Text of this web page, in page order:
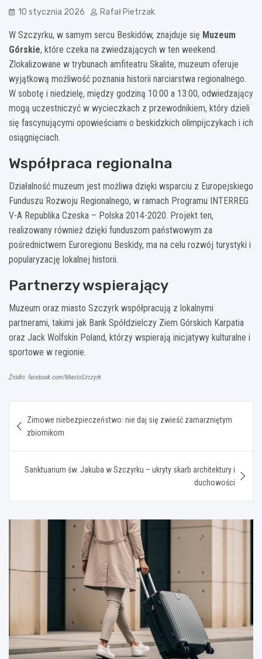
10 stycznia 2026 Rafał Pietrzak
W Szczyrku, w samym sercu Beskidów, znajduje się Muzeum
Górskie, które czeka na zwiedzających w ten weekend.
Zlokalizowane w trybunach amfiteatru Skalite, muzeum oferuje
wyjątkową możliwość poznania historii narciarstwa regionalnego.
W sobotę i niedzielę, między godziną 10:00 a 13:00, odwiedzający
mogą uczestniczyć w wycieczkach z przewodnikiem, który dzieli
się fascynującymi opowieściami o beskidzkich olimpijczykach i ich
osiągnięciach.
Współpraca regionalna
Działalność muzeum jest możliwa dzięki wsparciu z Europejskiego
Funduszu Rozwoju Regionalnego, w ramach Programu INTERREG
V-A Republika Czeska – Polska 2014-2020. Projekt ten,
realizowany również dzięki funduszom państwowym za
pośrednictwem Euroregionu Beskidy, ma na celu rozwój turystyki i
popularyzację lokalnej historii.
Partnerzy wspierający
Muzeum oraz miasto Szczyrk współpracują z lokalnymi
partnerami, takimi jak Bank Spółdzielczy Ziem Górskich Karpatia
oraz Jack Wolfskin Poland, którzy wspierają inicjatywy kulturalne i
sportowe w regionie.
Źródło: facebook.com/MiastoSzczyrk
wpisu
Zimowe niebezpieczeństwo: nie daj się zwieść zamarzniętym
zbiornikom
Sanktuarium św. Jakuba w Szczyrku – ukryty skarb architektury i
duchowości